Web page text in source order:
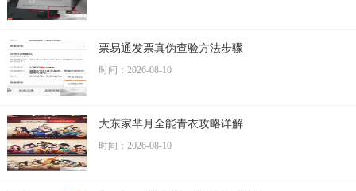
票易通发票真伪查验方法步骤
时间：2026-08-10
大东家芈月全能青衣攻略详解
时间：2026-08-10